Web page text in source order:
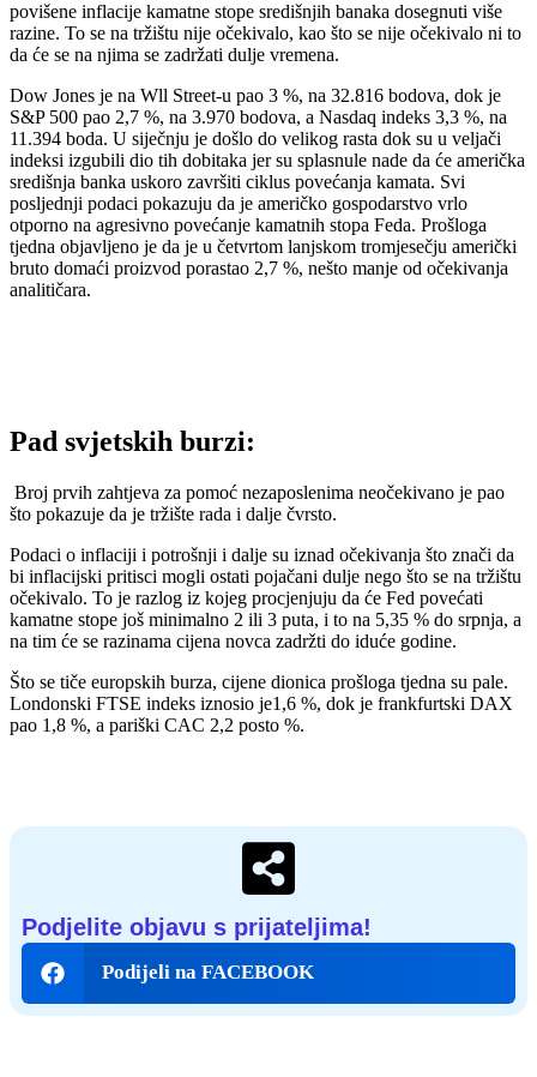
povišene inflacije kamatne stope središnjih banaka dosegnuti više
razine. To se na tržištu nije očekivalo, kao što se nije očekivalo ni to
da će se na njima se zadržati dulje vremena.
Dow Jones je na Wll Street-u pao 3 %, na 32.816 bodova, dok je
S&P 500 pao 2,7 %, na 3.970 bodova, a Nasdaq indeks 3,3 %, na
11.394 boda. U siječnju je došlo do velikog rasta dok su u veljači
indeksi izgubili dio tih dobitaka jer su splasnule nade da će američka
središnja banka uskoro završiti ciklus povećanja kamata. Svi
posljednji podaci pokazuju da je američko gospodarstvo vrlo
otporno na agresivno povećanje kamatnih stopa Feda. Prošloga
tjedna objavljeno je da je u četvrtom lanjskom tromjesečju američki
bruto domaći proizvod porastao 2,7 %, nešto manje od očekivanja
analitičara.
Pad svjetskih burzi:
Broj prvih zahtjeva za pomoć nezaposlenima neočekivano je pao
što pokazuje da je tržište rada i dalje čvrsto.
Podaci o inflaciji i potrošnji i dalje su iznad očekivanja što znači da
bi inflacijski pritisci mogli ostati pojačani dulje nego što se na tržištu
očekivalo. To je razlog iz kojeg procjenjuju da će Fed povećati
kamatne stope još minimalno 2 ili 3 puta, i to na 5,35 % do srpnja, a
na tim će se razinama cijena novca zadržti do iduće godine.
Što se tiče europskih burza, cijene dionica prošloga tjedna su pale.
Londonski FTSE indeks iznosio je1,6 %, dok je frankfurtski DAX
pao 1,8 %, a pariški CAC 2,2 posto %.
Podjelite objavu s prijateljima!
Podijeli na FACEBOOK